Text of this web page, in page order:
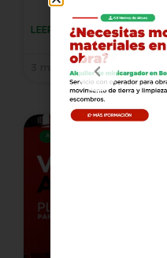
LEER MÁS »
3 marzo, 2025
ALQUILER DE PLATAFORMAS